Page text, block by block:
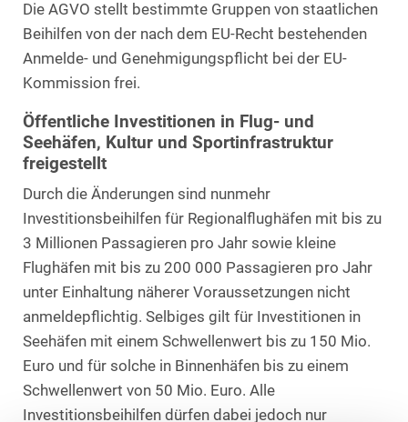
Die AGVO stellt bestimmte Gruppen von staatlichen
Beihilfen von der nach dem EU-Recht bestehenden
Anmelde- und Genehmigungspflicht bei der EU-
Kommission frei.
Öffentliche Investitionen in Flug- und
Seehäfen, Kultur und Sportinfrastruktur
freigestellt
Durch die Änderungen sind nunmehr
Investitionsbeihilfen für Regionalflughäfen mit bis zu
3 Millionen Passagieren pro Jahr sowie kleine
Flughäfen mit bis zu 200 000 Passagieren pro Jahr
unter Einhaltung näherer Voraussetzungen nicht
anmeldepflichtig. Selbiges gilt für Investitionen in
Seehäfen mit einem Schwellenwert bis zu 150 Mio.
Euro und für solche in Binnenhäfen bis zu einem
Schwellenwert von 50 Mio. Euro. Alle
Investitionsbeihilfen dürfen dabei jedoch nur